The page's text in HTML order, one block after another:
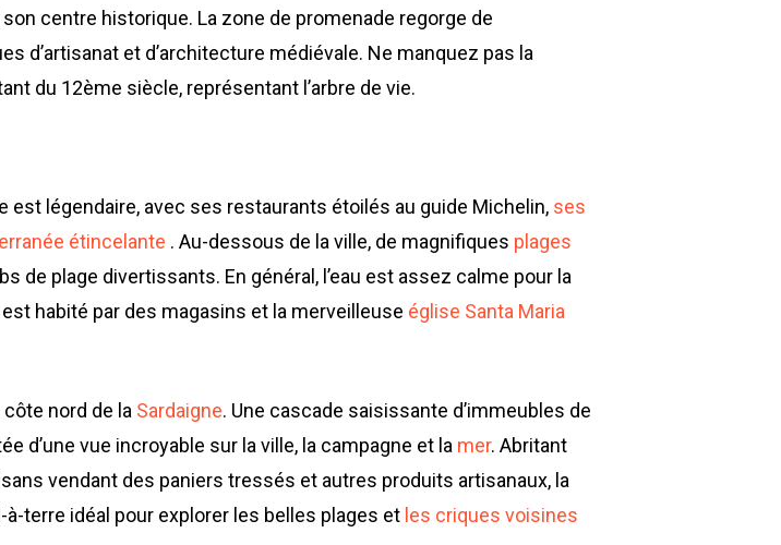
centre historique. La zone de promenade regorge de
d’artisanat et d’architecture médiévale. Ne manquez pas la
du 12ème siècle, représentant l’arbre de vie.
est légendaire, avec ses restaurants étoilés au guide Michelin, ses
étincelante . Au-dessous de la ville, de magnifiques plages
de plage divertissants. En général, l’eau est assez calme pour la
habité par des magasins et la merveilleuse église Santa Maria
nord de la Sardaigne. Une cascade saisissante d’immeubles de
d’une vue incroyable sur la ville, la campagne et la mer. Abritant
vendant des paniers tressés et autres produits artisanaux, la
terre idéal pour explorer les belles plages et les criques voisines